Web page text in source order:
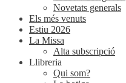
Novetats generals
Els més venuts
Estiu 2026
La Missa
Alta subscripció
Llibreria
Qui som?